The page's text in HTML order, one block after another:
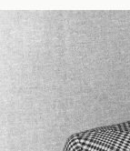
ограничены,
любые